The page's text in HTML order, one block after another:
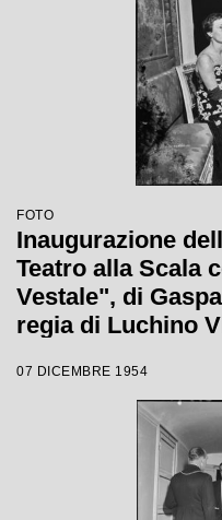
FOTO
Inaugurazione
Teatro alla Scala
Vestale", di
regia di Luchino
07 DICEMBRE 1954